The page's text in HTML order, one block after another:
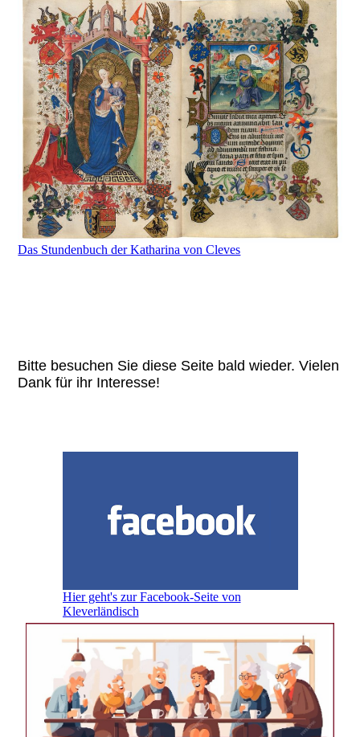
Das Stundenbuch der Katharina von Cleves
Bitte besuchen Sie diese Seite bald wieder. Vielen
Dank für ihr Interesse!
Hier geht's zur Facebook-Seite von
Kleverländisch